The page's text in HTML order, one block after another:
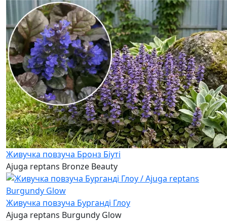
Живучка повзуча Бронз Біуті
Ajuga reptans Bronze Beauty
Живучка повзуча Бурганді Глоу
Ajuga reptans Burgundy Glow